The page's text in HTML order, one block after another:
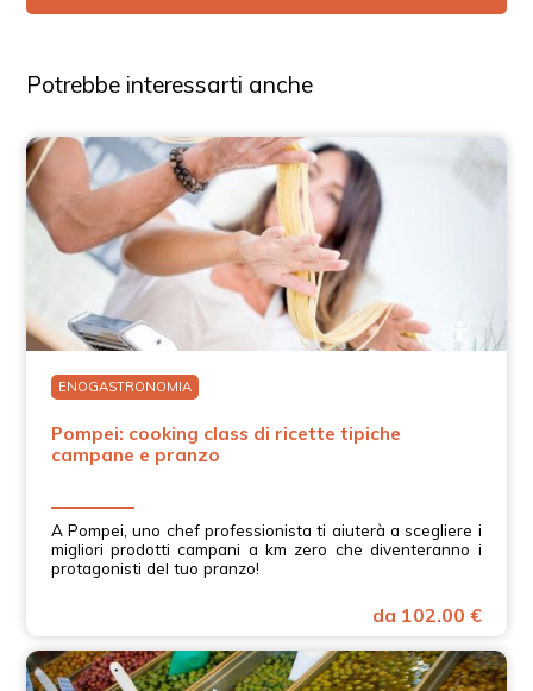
Potrebbe interessarti anche
ENOGASTRONOMIA
Pompei: cooking class di ricette tipiche
campane e pranzo
A Pompei, uno chef professionista ti aiuterà a scegliere i
migliori prodotti campani a km zero che diventeranno i
protagonisti del tuo pranzo!
da 102.00 €